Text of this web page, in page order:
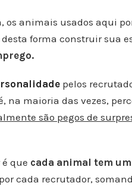
os animais usados aqui
forma construir sua
pelos
na maioria das vezes,
são pegos de
que cada animal tem
cada recrutador,